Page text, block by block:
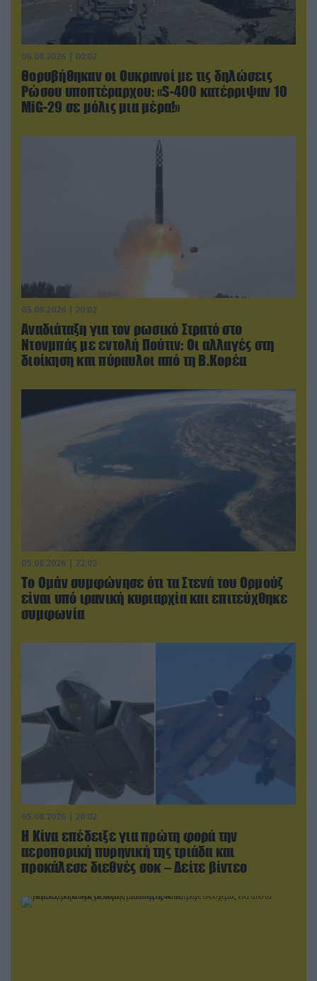
06.08.2026 | 00:02
Θορυβήθηκαν οι Ουκρανοί με τις δηλώσεις
Ρώσου υποπτέραρχου: «S-400 κατέρριψαν 10
MiG-29 σε μόλις μια μέρα!»
05.08.2026 | 20:02
Αναδιάταξη για τον ρωσικό Στρατό στο
Ντονμπάς με εντολή Πούτιν: Οι αλλαγές στη
διοίκηση και πύραυλοι από τη Β.Κορέα
05.08.2026 | 22:02
Το Ομάν συμφώνησε ότι τα Στενά του Ορμούζ
είναι υπό ιρανική κυριαρχία και επιτεύχθηκε
συμφωνία
05.08.2026 | 20:02
Η Κίνα επέδειξε για πρώτη φορά την
αεροπορική πυρηνική της τριάδα και
προκάλεσε διεθνές σοκ – Δείτε βίντεο